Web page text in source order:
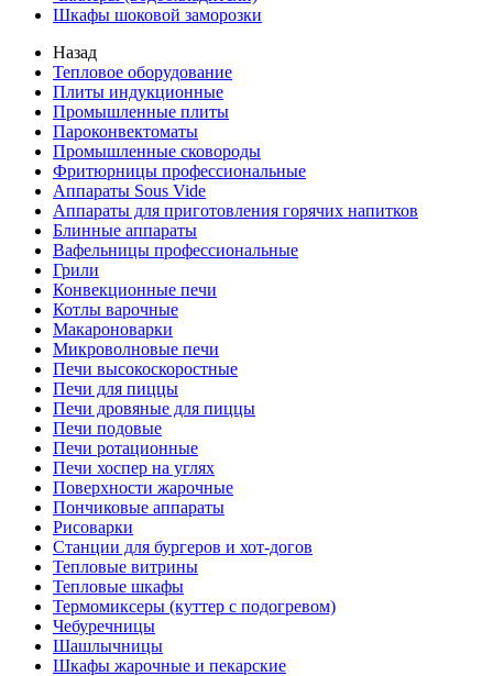
Шкафы шоковой заморозки
Назад
Тепловое оборудование
Плиты индукционные
Промышленные плиты
Пароконвектоматы
Промышленные сковороды
Фритюрницы профессиональные
Аппараты Sous Vide
Аппараты для приготовления горячих напитков
Блинные аппараты
Вафельницы профессиональные
Грили
Конвекционные печи
Котлы варочные
Макароноварки
Микроволновые печи
Печи высокоскоростные
Печи для пиццы
Печи дровяные для пиццы
Печи подовые
Печи ротационные
Печи хоспер на углях
Поверхности жарочные
Пончиковые аппараты
Рисоварки
Станции для бургеров и хот-догов
Тепловые витрины
Тепловые шкафы
Термомиксеры (куттер с подогревом)
Чебуречницы
Шашлычницы
Шкафы жарочные и пекарские